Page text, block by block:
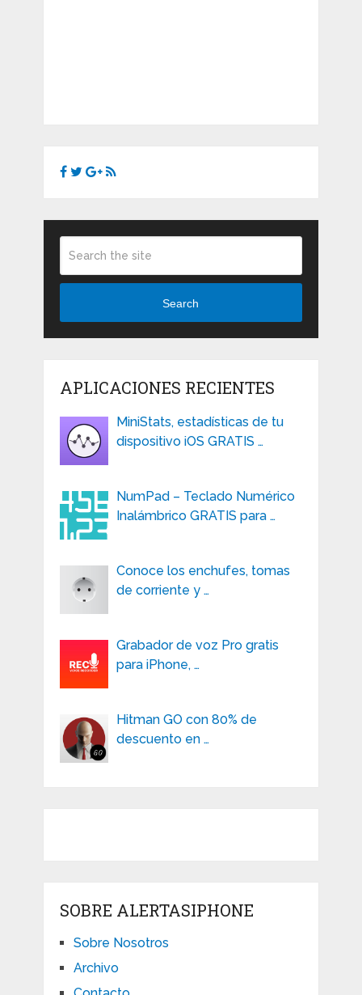
Search
APLICACIONES RECIENTES
MiniStats, estadísticas de tu
dispositivo iOS GRATIS …
NumPad – Teclado Numérico
Inalámbrico GRATIS para …
Conoce los enchufes, tomas
de corriente y …
Grabador de voz Pro gratis
para iPhone, …
Hitman GO con 80% de
descuento en …
SOBRE ALERTASIPHONE
Sobre Nosotros
Archivo